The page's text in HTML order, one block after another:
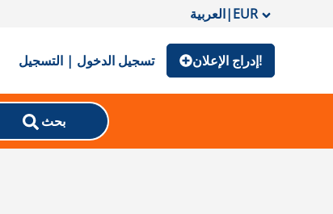
العربية|EUR
تسجيل الدخول | التسجيل إدراج الإعلان!
بحث